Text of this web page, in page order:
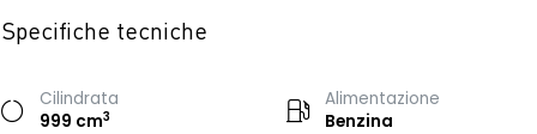
Specifiche tecniche
Cilindrata
999 cm3
Alimentazione
Benzina